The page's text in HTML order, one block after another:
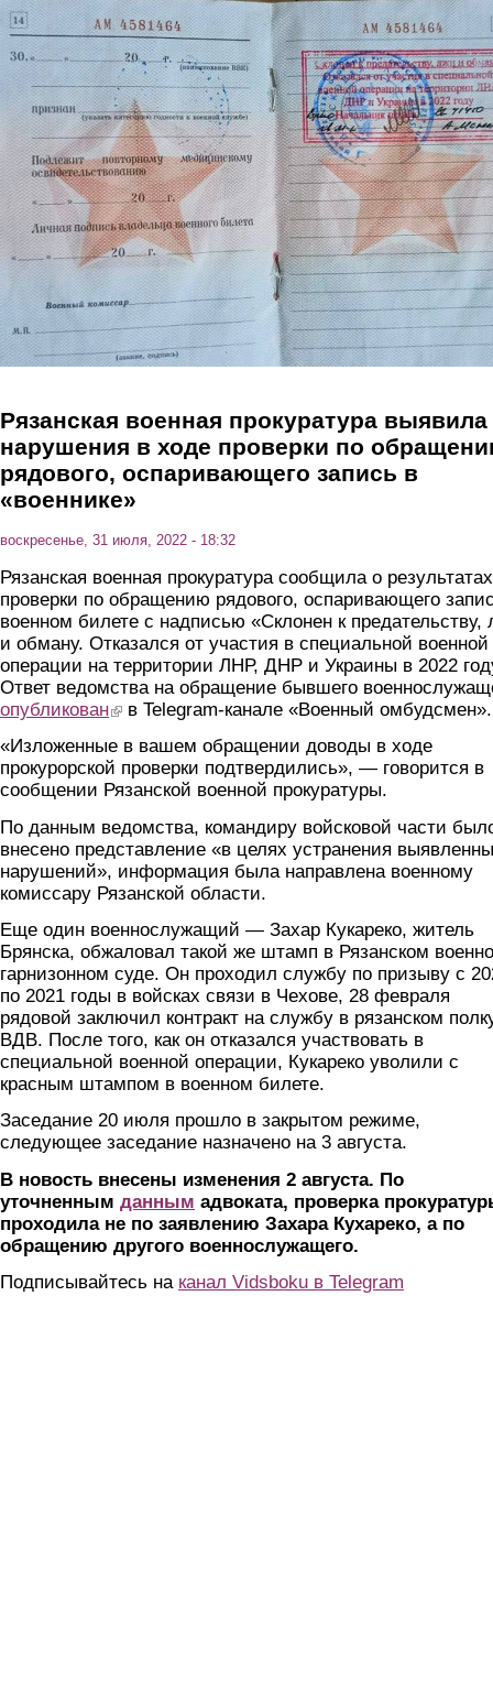
Перейти к основному содержанию
Рязанская военная прокуратура выявила
нарушения в ходе проверки по
рядового, оспаривающего запись в
«военнике»
воскресенье, 31 июля, 2022 - 18:32
Рязанская военная прокуратура сообщила о результатах
проверки по обращению рядового, оспаривающего
военном билете с надписью «Склонен к предательству,
и обману. Отказался от участия в специальной военной
операции на территории ЛНР, ДНР и Украины в 2022
Ответ ведомства на обращение бывшего
опубликован(link is external)
в Telegram-канале «Военный омбудсмен».
«Изложенные в вашем обращении доводы в ходе
прокурорской проверки подтвердились», — говорится в
сообщении Рязанской военной прокуратуры.
По данным ведомства, командиру войсковой части
внесено представление «в целях устранения
нарушений», информация была направлена военному
комиссару Рязанской области.
Еще один военнослужащий — Захар Кукареко, житель
Брянска, обжаловал такой же штамп в Рязанском
гарнизонном суде. Он проходил службу по призыву с
по 2021 годы в войсках связи в Чехове, 28 февраля
рядовой заключил контракт на службу в рязанском
ВДВ. После того, как он отказался участвовать в
специальной военной операции, Кукареко уволили с
красным штампом в военном билете.
Заседание 20 июля прошло в закрытом режиме,
следующее заседание назначено на 3 августа.
В новость внесены изменения 2 августа. По
уточненным данным адвоката, проверка
проходила не по заявлению Захара Кухареко, а по
обращению другого военнослужащего.
Подписывайтесь на канал Vidsboku в Telegram